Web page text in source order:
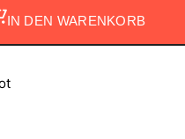
IN DEN WARENKORB